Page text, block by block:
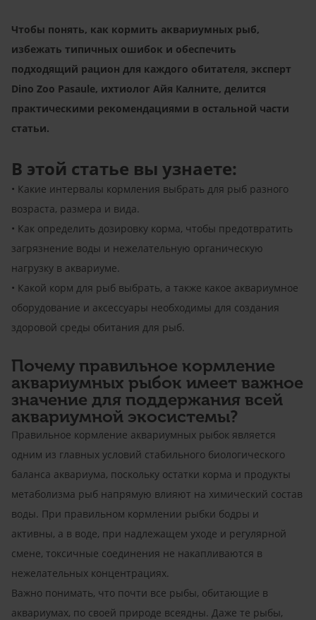
Чтобы понять, как кормить аквариумных рыб,
избежать типичных ошибок и обеспечить
подходящий рацион для каждого обитателя, эксперт
Dino Zoo Pasaule, ихтиолог Айя Калните, делится
практическими рекомендациями в остальной части
статьи.
В этой статье вы узнаете:
• Какие интервалы кормления выбрать для рыб разного
возраста, размера и вида.
• Как определить дозировку корма, чтобы предотвратить
загрязнение воды и нежелательную органическую
нагрузку в аквариуме.
• Какой корм для рыб выбрать, а также какое аквариумное
оборудование и аксессуары необходимы для создания
здоровой среды обитания для рыб.
Почему правильное кормление
аквариумных рыбок имеет важное
значение для поддержания всей
аквариумной экосистемы?
Правильное кормление аквариумных рыбок является
одним из главных условий стабильного биологического
баланса аквариума, поскольку остатки корма и продукты
метаболизма рыб напрямую влияют на химический состав
воды. При правильном кормлении рыбки бодры и
активны, а в воде, при надлежащем уходе и регулярной
смене, токсичные соединения не накапливаются в
нежелательных концентрациях.
Важно понимать, что почти все рыбы, обитающие в
аквариумах, по своей природе всеядны. Даже те рыбы,